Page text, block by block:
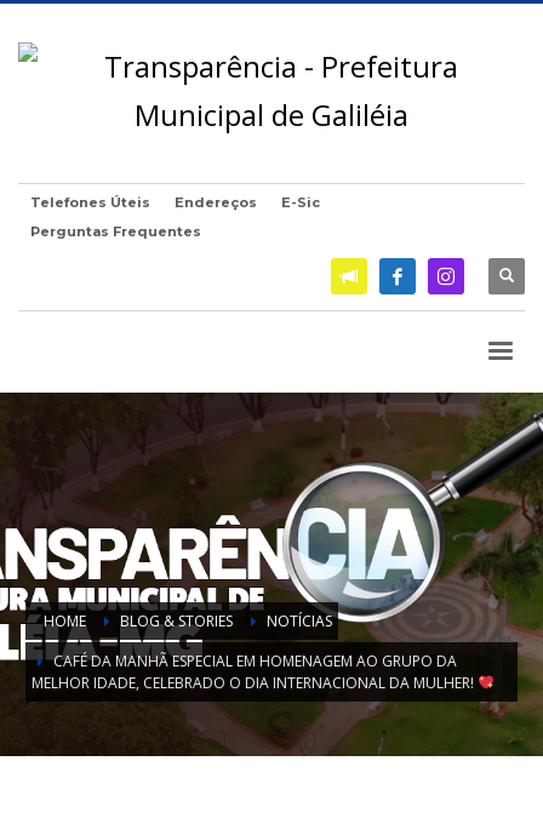
Telefones Úteis Endereços
E-Sic
Perguntas Frequentes
HOME BLOG & STORIES
NOTÍCIAS
CAFÉ DA MANHÃ ESPECIAL EM HOMENAGEM AO GRUPO DA
MELHOR IDADE, CELEBRADO O DIA INTERNACIONAL DA MULHER!